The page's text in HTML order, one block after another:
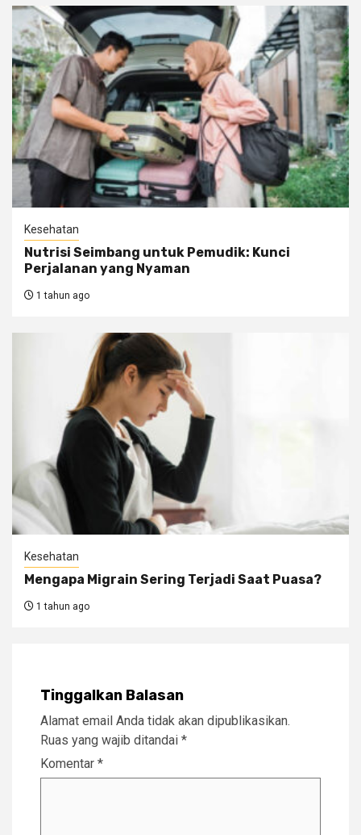
Kesehatan
Nutrisi Seimbang untuk Pemudik: Kunci
Perjalanan yang Nyaman
1 tahun ago
Kesehatan
Mengapa Migrain Sering Terjadi Saat Puasa?
1 tahun ago
Tinggalkan Balasan
Alamat email Anda tidak akan dipublikasikan.
Ruas yang wajib ditandai *
Komentar *